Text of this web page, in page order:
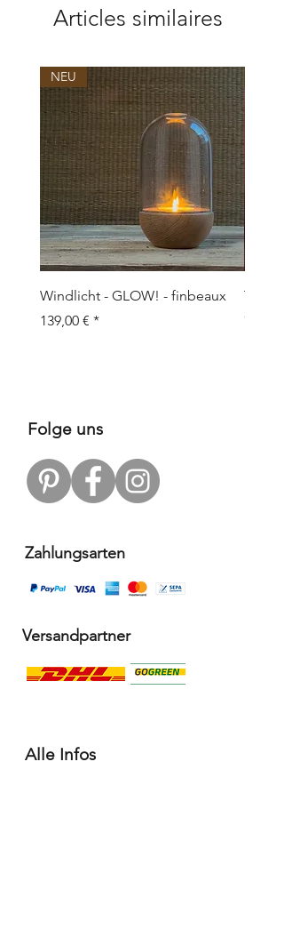
Articles similaires
NEU
Windlicht - GLOW! - finbeaux
Prix
139,00 €
Topf/
Folge uns
Zahlungsarten
Versandpartner
Alle Infos